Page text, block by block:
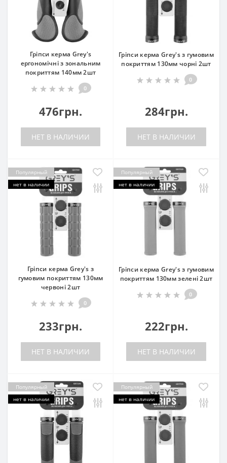
Гріпси керма Grey's
ергономічні з зональним
покриттям 140мм 2шт
0
476грн.
НЕТ В НАЛИЧИИ
Гріпси керма Grey's з гумовим
покриттям 130мм чорні 2шт
0
284грн.
НЕТ В НАЛИЧИИ
Популярный
нет в наличии
Гріпси керма Grey's з
гумовим покриттям 130мм
червоні 2шт
0
233грн.
НЕТ В НАЛИЧИИ
Популярный
нет в наличии
Гріпси керма Grey's з гумовим
покриттям 130мм зелені 2шт
0
222грн.
НЕТ В НАЛИЧИИ
Популярный
нет в наличии
Популярный
нет в наличии